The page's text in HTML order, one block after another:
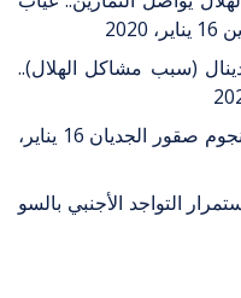
16 يناير، 2020
(سبب مشاكل الهلال)..
صقور الجديان
16 يناير،
التواجد الأجنبي بالسو